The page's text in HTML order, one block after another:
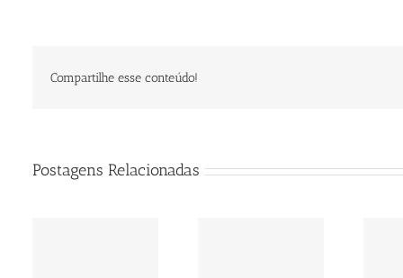
Compartilhe esse conteúdo!
Postagens Relacionadas